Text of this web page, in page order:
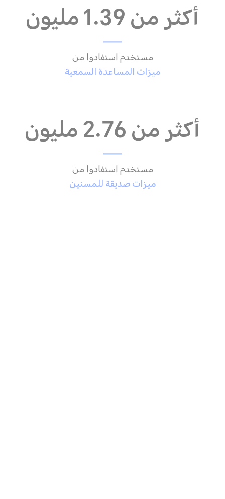
أكثر من 1.39 مليون
مستخدم استفادوا من
ميزات المساعدة السمعية
أكثر من 2.76 مليون
مستخدم استفادوا من
ميزات صديقة للمسنين